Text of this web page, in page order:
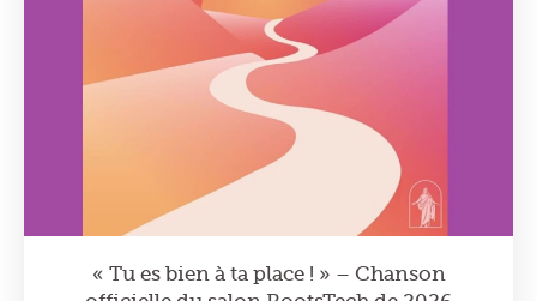
« Tu es bien à ta place ! » – Chanson